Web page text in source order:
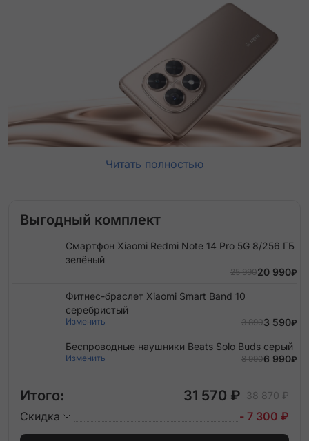
Читать полностью
Выгодный комплект
Смартфон Xiaomi Redmi Note 14 Pro 5G 8/256 ГБ
зелёный
20 990₽
25 990
Фитнес-браслет Xiaomi Smart Band 10
серебристый
Изменить 3 590₽
3 890
Беспроводные наушники Beats Solo Buds серый
Изменить 6 990₽
8 990
Итого: 31 570 ₽ 38 870 ₽
Скидка - 7 300 ₽